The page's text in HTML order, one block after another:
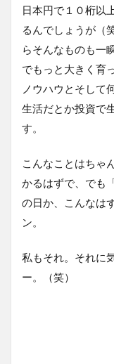
日本円で１０桁以
るんでしょうが（
らそんなものも一
でもっと大きく育
ノウハウとそして
生活だとか投資で
す。
こんなことはちゃ
かるはずで、でも
の日か、こんなは
ン。
私もそれ。それに
ー。（笑）